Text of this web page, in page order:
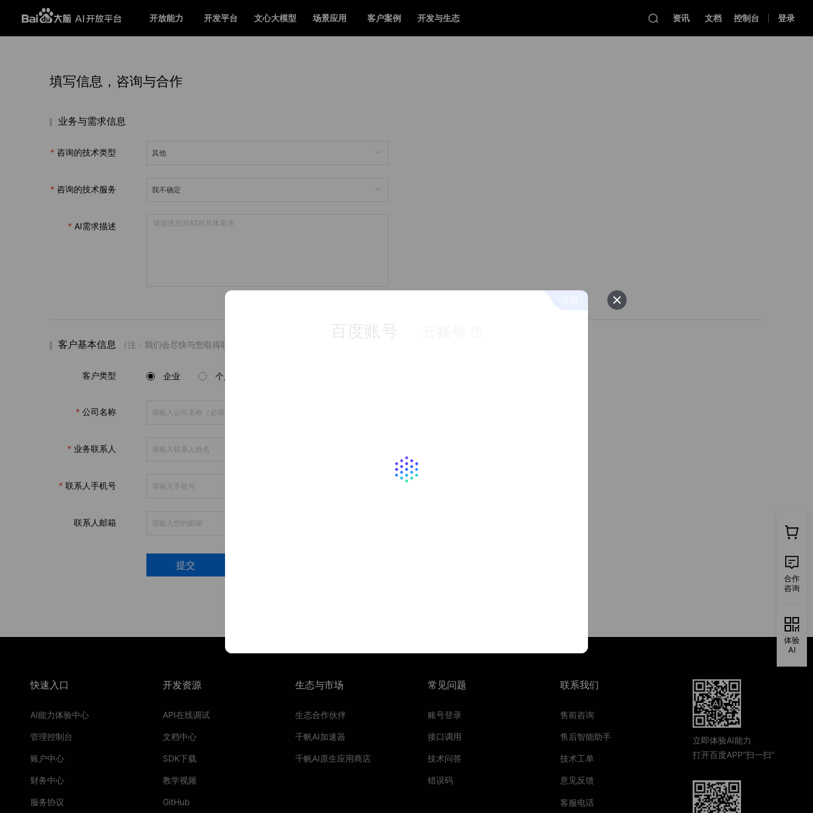
开放能力 开发平台 文心大模型 场景应用 客户案例 开发与生态 资讯 文档 控制台 登录
填写信息，咨询与合作
业务与需求信息
咨询的技术类型
咨询的技术服务
AI需求描述
客户基本信息 （注：我们会尽快与您取得联系，为您提供及时服务）
客户类型 企业 个人
公司名称
业务联系人
联系人手机号
联系人邮箱
提交
快速入口
AI能力体验中心
管理控制台
账户中心
财务中心
服务协议
开发资源
API在线调试
文档中心
SDK下载
教学视频
GitHub
生态与市场
生态合作伙伴
千帆AI加速器
千帆AI原生应用商店
常见问题
账号登录
接口调用
技术问答
错误码
联系我们
售前咨询
售后智能助手
技术工单
意见反馈
客服电话
立即体验AI能力
打开百度APP“扫一扫”
合作
咨询
体验
AI